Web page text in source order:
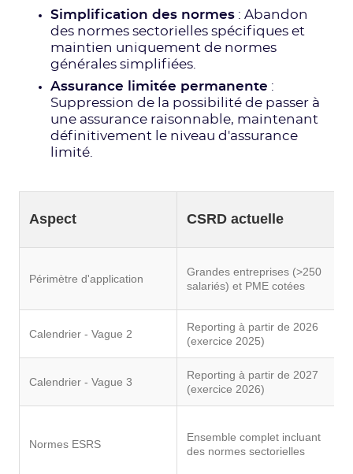
Simplification des normes : Abandon
des normes sectorielles spécifiques et
maintien uniquement de normes
générales simplifiées.
Assurance limitée permanente :
Suppression de la possibilité de passer à
une assurance raisonnable, maintenant
définitivement le niveau d'assurance
limité.
Aspect CSRD actuelle
Périmètre d'application
Grandes entreprises (>250
salariés) et PME cotées
Calendrier - Vague 2
Reporting à partir de 2026
(exercice 2025)
Calendrier - Vague 3
Reporting à partir de 2027
(exercice 2026)
Normes ESRS
Ensemble complet incluant
des normes sectorielles